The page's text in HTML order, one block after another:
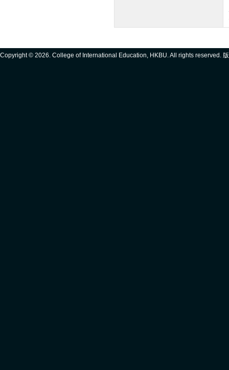
Copyright © 2026. College of International Education, HKBU. All rights reserved.